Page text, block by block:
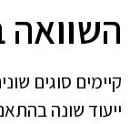
השוואה
קיימים סוגים
ייעוד שונה